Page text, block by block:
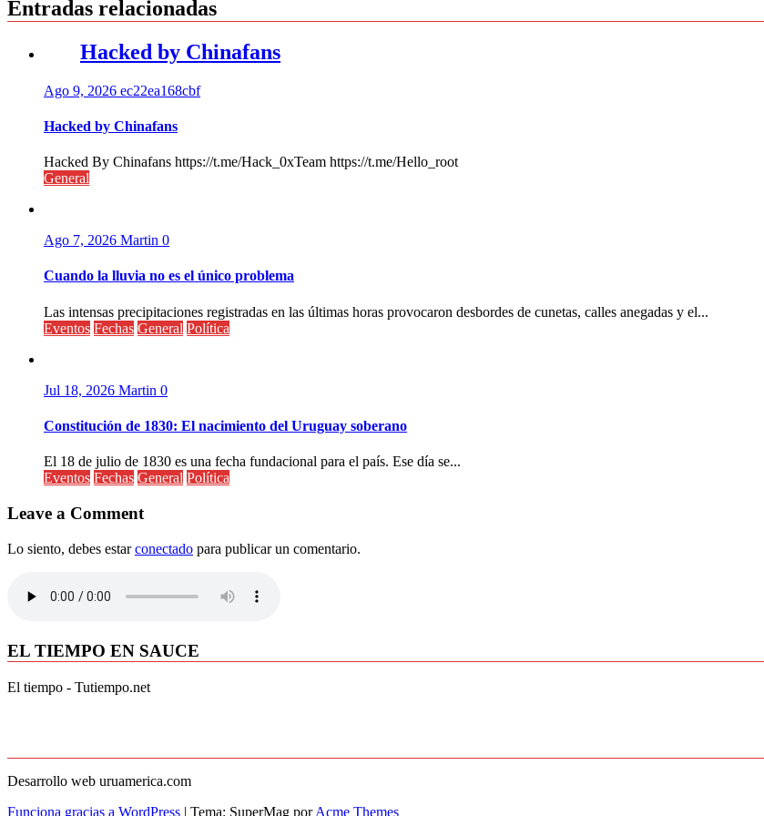
entradas
Entradas relacionadas
Hacked by Chinafans
Ago 9, 2026 ec22ea168cbf
Hacked by Chinafans
Hacked By Chinafans https://t.me/Hack_0xTeam https://t.me/Hello_root
General
Ago 7, 2026 Martin 0
Cuando la lluvia no es el único problema
Las intensas precipitaciones registradas en las últimas horas provocaron desbordes de cunetas, calles anegadas y el...
Eventos Fechas General Política
Jul 18, 2026 Martin 0
Constitución de 1830: El nacimiento del Uruguay soberano
El 18 de julio de 1830 es una fecha fundacional para el país. Ese día se...
Eventos Fechas General Política
Leave a Comment
Lo siento, debes estarconectado para publicar un comentario.
EL TIEMPO EN SAUCE
El tiempo - Tutiempo.net
Desarrollo web uruamerica.com
Funciona gracias a WordPress | Tema: SuperMag porAcme Themes